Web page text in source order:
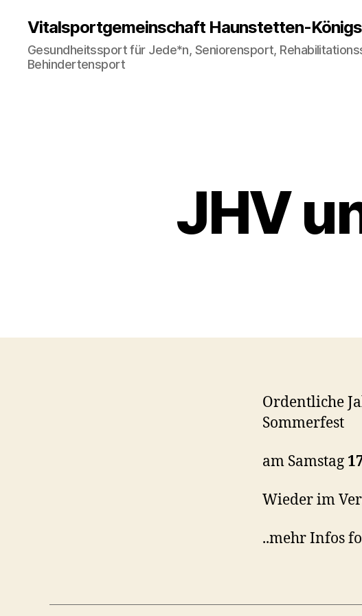
Vitalsportgemeinschaft Haunstetten-
Gesundheitssport für Jede*n, Seniorensport,
Behindertensport
JHV
Ordentliche
Sommerfest
am Samstag
Wieder im
..mehr Infos